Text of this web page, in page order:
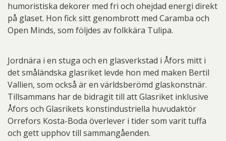
humoristiska dekorer med fri och ohejdad energi direkt
på glaset. Hon fick sitt genombrott med Caramba och
Open Minds, som följdes av folkkära Tulipa.
Jordnära i en stuga och en glasverkstad i Åfors mitt i
det småländska glasriket levde hon med maken Bertil
Vallien, som också är en världsberömd glaskonstnär.
Tillsammans har de bidragit till att Glasriket inklusive
Åfors och Glasrikets konstindustriella huvudaktör
Orrefors Kosta-Boda överlever i tider som varit tuffa
och gett upphov till sammangåenden.